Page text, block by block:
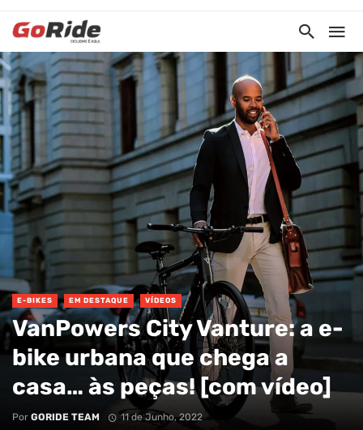
E-BIKES EM DESTAQUE VÍDEOS
VanPowers City Vanture: a e-
bike urbana que chega a
casa… às peças! [com vídeo]
Por GORIDE TEAM 11 de Junho, 2022